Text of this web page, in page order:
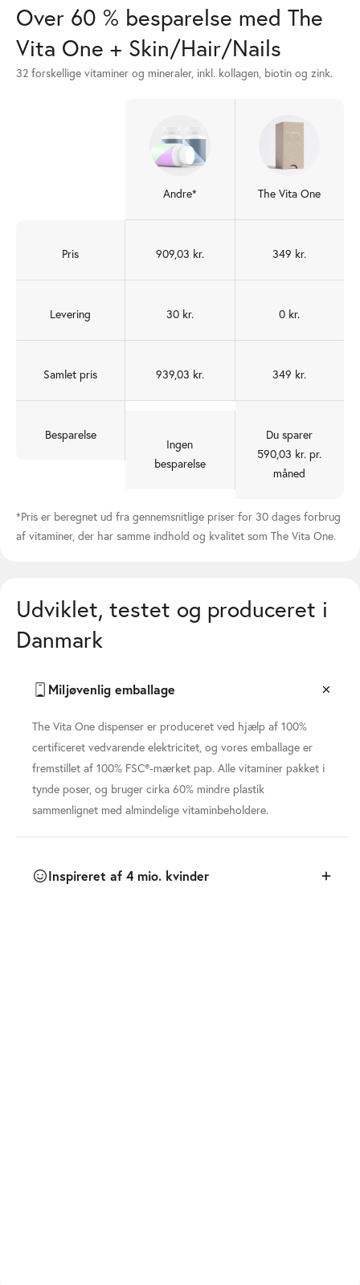
Over 60 % besparelse med The
Vita One + Skin/Hair/Nails
32 forskellige vitaminer og mineraler, inkl. kollagen, biotin og zink.
Andre* The Vita One
Pris 909,03 kr. 349 kr.
Levering 30 kr. 0 kr.
Samlet pris 939,03 kr. 349 kr.
Besparelse
Ingen
besparelse
Du sparer
590,03 kr. pr.
måned
*Pris er beregnet ud fra gennemsnitlige priser for 30 dages forbrug
af vitaminer, der har samme indhold og kvalitet som The Vita One.
Udviklet, testet og produceret i
Danmark
Miljøvenlig emballage
The Vita One dispenser er produceret ved hjælp af 100%
certificeret vedvarende elektricitet, og vores emballage er
fremstillet af 100% FSC®-mærket pap. Alle vitaminer pakket i
tynde poser, og bruger cirka 60% mindre plastik
sammenlignet med almindelige vitaminbeholdere.
Inspireret af 4 mio. kvinder